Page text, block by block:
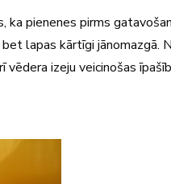
ka pienenes pirms
lapas kārtīgi jānomazgā.
izeju veicinošas